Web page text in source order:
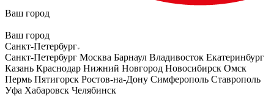
Ваш город
Ваш город
Санкт-Петербург
Санкт-Петербург Москва Барнаул Владивосток Екатеринбург
Казань Краснодар Нижний Новгород Новосибирск Омск
Пермь Пятигорск Ростов-на-Дону Симферополь Ставрополь
Уфа Хабаровск Челябинск